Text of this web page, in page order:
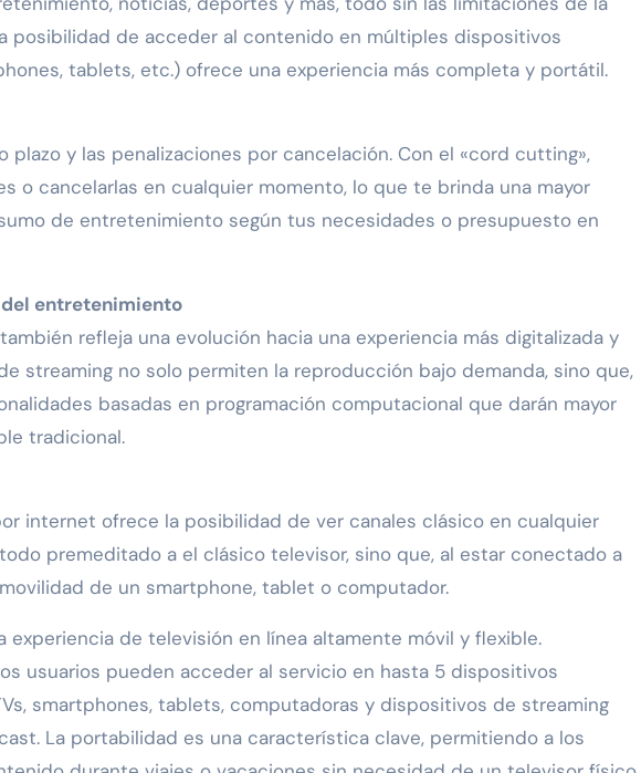
posibilidad de acceder al contenido en múltiples dispositivos
tablets, etc.) ofrece una experiencia más completa y portátil.
plazo y las penalizaciones por cancelación. Con el «cord cutting»,
o cancelarlas en cualquier momento, lo que te brinda una mayor
de entretenimiento según tus necesidades o presupuesto en
entretenimiento
refleja una evolución hacia una experiencia más digitalizada y
streaming no solo permiten la reproducción bajo demanda, sino que,
basadas en programación computacional que darán mayor
tradicional.
internet ofrece la posibilidad de ver canales clásico en cualquier
premeditado a el clásico televisor, sino que, al estar conectado a
de un smartphone, tablet o computador.
experiencia de televisión en línea altamente móvil y flexible.
usuarios pueden acceder al servicio en hasta 5 dispositivos
smartphones, tablets, computadoras y dispositivos de streaming
La portabilidad es una característica clave, permitiendo a los